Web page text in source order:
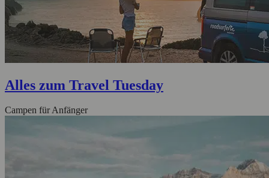
Alles zum Travel Tuesday
Campen für Anfänger